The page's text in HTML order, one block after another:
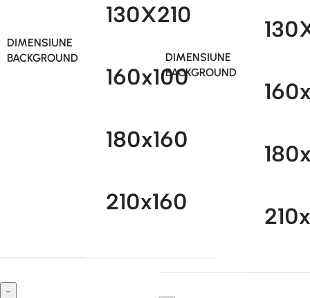
DIMENSIUNE
BACKGROUND
130X210
160x100
180x160
210x160
-
DIMENSIUNE
BACKGROUND